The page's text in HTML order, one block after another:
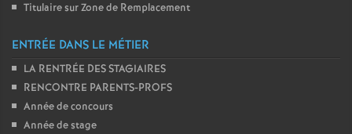
Titulaire sur Zone de Remplacement
ENTRÉE DANS LE MÉTIER
LA RENTRÉE DES STAGIAIRES
RENCONTRE PARENTS-PROFS
Année de concours
Année de stage